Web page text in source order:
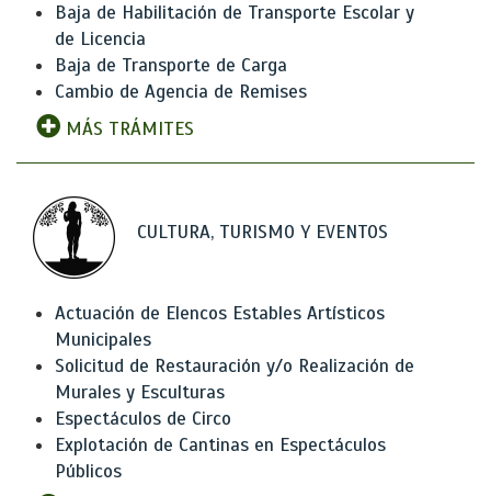
Baja de Habilitación de Transporte Escolar y
de Licencia
Baja de Transporte de Carga
Cambio de Agencia de Remises
MÁS TRÁMITES
CULTURA, TURISMO Y EVENTOS
Actuación de Elencos Estables Artísticos
Municipales
Solicitud de Restauración y/o Realización de
Murales y Esculturas
Espectáculos de Circo
Explotación de Cantinas en Espectáculos
Públicos